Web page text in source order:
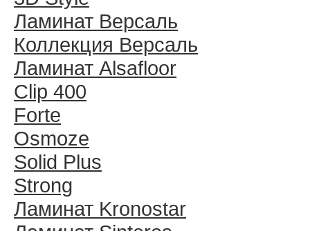
Ламинат Версаль
Коллекция Версаль
Ламинат Alsafloor
Clip 400
Forte
Osmoze
Solid Plus
Strong
Ламинат Kronostar